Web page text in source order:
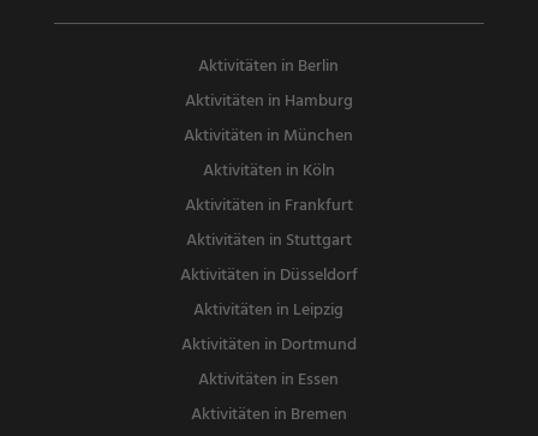
Aktivitäten in Berlin
Aktivitäten in Hamburg
Aktivitäten in München
Aktivitäten in Köln
Aktivitäten in Frankfurt
Aktivitäten in Stuttgart
Aktivitäten in Düsseldorf
Aktivitäten in Leipzig
Aktivitäten in Dortmund
Aktivitäten in Essen
Aktivitäten in Bremen